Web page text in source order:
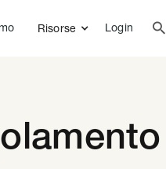
Risorse Login 